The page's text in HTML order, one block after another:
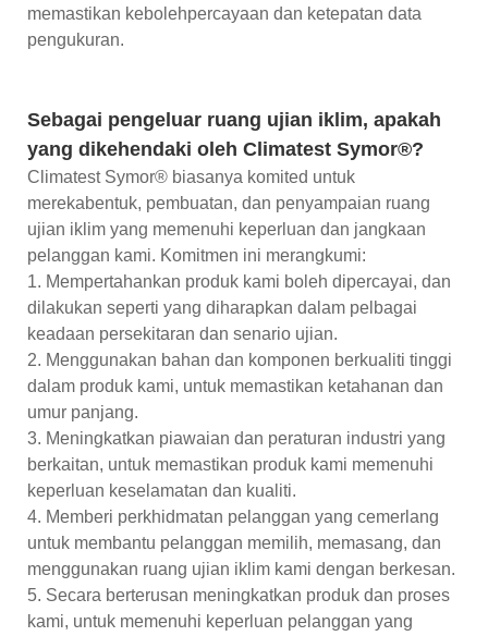
memastikan kebolehpercayaan dan ketepatan data
pengukuran.
Sebagai pengeluar ruang ujian iklim, apakah
yang dikehendaki oleh Climatest Symor®?
Climatest Symor® biasanya komited untuk
merekabentuk, pembuatan, dan penyampaian ruang
ujian iklim yang memenuhi keperluan dan jangkaan
pelanggan kami. Komitmen ini merangkumi:
1. Mempertahankan produk kami boleh dipercayai, dan
dilakukan seperti yang diharapkan dalam pelbagai
keadaan persekitaran dan senario ujian.
2. Menggunakan bahan dan komponen berkualiti tinggi
dalam produk kami, untuk memastikan ketahanan dan
umur panjang.
3. Meningkatkan piawaian dan peraturan industri yang
berkaitan, untuk memastikan produk kami memenuhi
keperluan keselamatan dan kualiti.
4. Memberi perkhidmatan pelanggan yang cemerlang
untuk membantu pelanggan memilih, memasang, dan
menggunakan ruang ujian iklim kami dengan berkesan.
5. Secara berterusan meningkatkan produk dan proses
kami, untuk memenuhi keperluan pelanggan yang